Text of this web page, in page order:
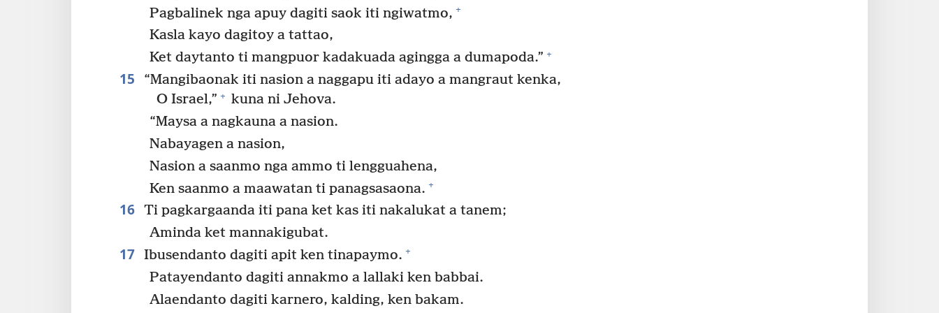
Pagbalinek nga apuy dagiti saok iti ngiwatmo, +
Kasla kayo dagitoy a tattao,
Ket daytanto ti mangpuor kadakuada agingga a dumapoda.” +
15
“Mangibaonak iti nasion a naggapu iti adayo a mangraut kenka,
O Israel,” + kuna ni Jehova.
“Maysa a nagkauna a nasion.
Nabayagen a nasion,
Nasion a saanmo nga ammo ti lengguahena,
Ken saanmo a maawatan ti panagsasaona. +
16 Ti pagkargaanda iti pana ket kas iti nakalukat a tanem;
Aminda ket mannakigubat.
17 Ibusendanto dagiti apit ken tinapaymo. +
Patayendanto dagiti annakmo a lallaki ken babbai.
Alaendanto dagiti karnero, kalding, ken bakam.